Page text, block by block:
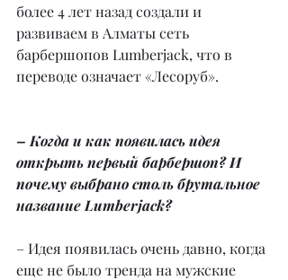
более 4 лет назад создали и
развиваем в Алматы сеть
барбершопов Lumberjack, что в
переводе означает «Лесоруб».
– Когда и как появилась идея
открыть первый барбершоп? И
почему выбрано столь брутальное
название Lumberjack?
– Идея появилась очень давно, когда
еще не было тренда на мужские